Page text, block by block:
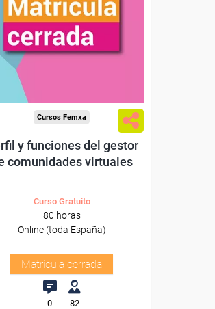
Cursos Femxa
y funciones del gestor
comunidades virtuales
Curso Gratuito
80 horas
Online (toda España)
Matrícula cerrada
0 82